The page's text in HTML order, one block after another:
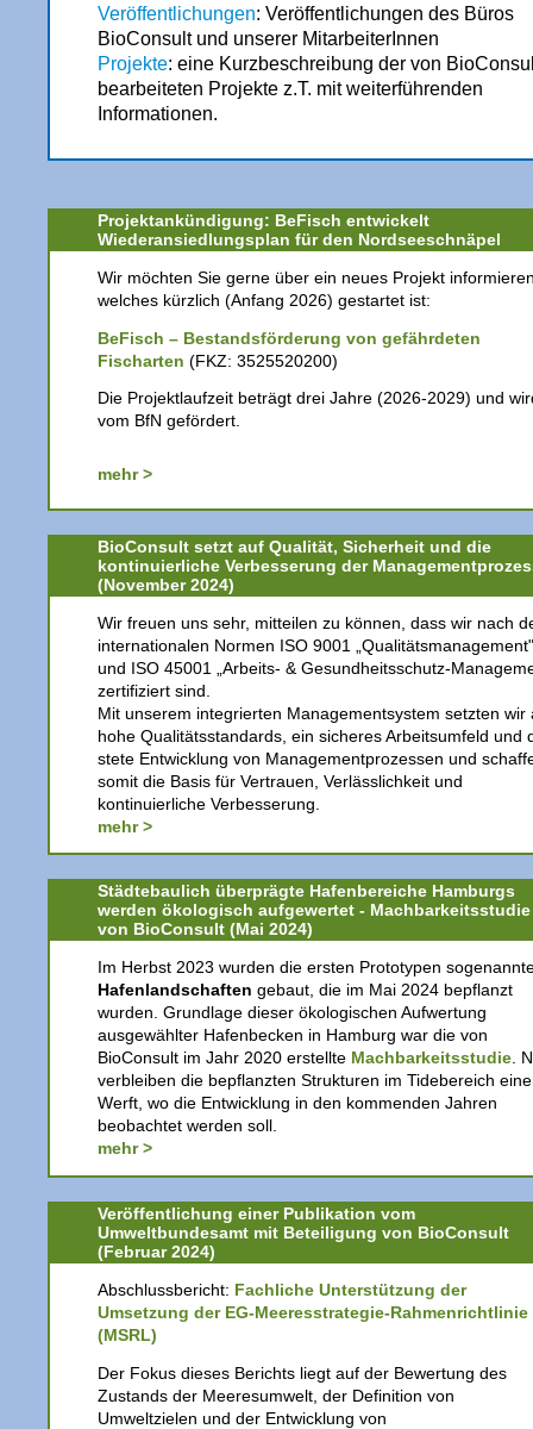
Veröffentlichungen: Veröffentlichungen des Büros
BioConsult und unserer MitarbeiterInnen
Projekte: eine Kurzbeschreibung der von
bearbeiteten Projekte z.T. mit weiterführenden
Informationen.
Projektankündigung: BeFisch entwickelt
Wiederansiedlungsplan für den Nordseeschnäpel
Wir möchten Sie gerne über ein neues Projekt
welches kürzlich (Anfang 2026) gestartet ist:
BeFisch – Bestandsförderung von gefährdeten
Fischarten (FKZ: 3525520200)
Die Projektlaufzeit beträgt drei Jahre (2026-2029) und
vom BfN gefördert.
mehr >
BioConsult setzt auf Qualität, Sicherheit und die
kontinuierliche Verbesserung der
(November 2024)
Wir freuen uns sehr, mitteilen zu können, dass wir nach
internationalen Normen ISO 9001 „Qualitätsmanagement"
und ISO 45001 „Arbeits- & Gesundheitsschutz-
zertifiziert sind.
Mit unserem integrierten Managementsystem setzten wir
hohe Qualitätsstandards, ein sicheres Arbeitsumfeld und
stete Entwicklung von Managementprozessen und
somit die Basis für Vertrauen, Verlässlichkeit und
kontinuierliche Verbesserung.
mehr >
Städtebaulich überprägte Hafenbereiche Hamburgs
werden ökologisch aufgewertet - Machbarkeitsstudie
von BioConsult (Mai 2024)
Im Herbst 2023 wurden die ersten Prototypen
Hafenlandschaften gebaut, die im Mai 2024 bepflanzt
wurden. Grundlage dieser ökologischen Aufwertung
ausgewählter Hafenbecken in Hamburg war die von
BioConsult im Jahr 2020 erstellte Machbarkeitsstudie.
verbleiben die bepflanzten Strukturen im Tidebereich
Werft, wo die Entwicklung in den kommenden Jahren
beobachtet werden soll.
mehr >
Veröffentlichung einer Publikation vom
Umweltbundesamt mit Beteiligung von BioConsult
(Februar 2024)
Abschlussbericht: Fachliche Unterstützung der
Umsetzung der EG-Meeresstrategie-Rahmenrichtlinie
(MSRL)
Der Fokus dieses Berichts liegt auf der Bewertung des
Zustands der Meeresumwelt, der Definition von
Umweltzielen und der Entwicklung von